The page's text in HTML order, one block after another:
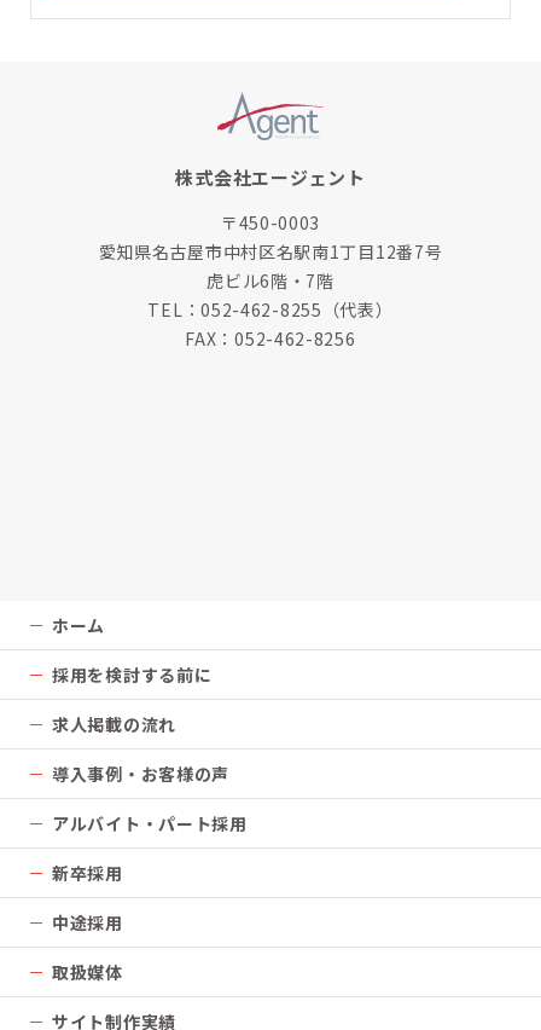
株式会社エージェント
〒450-0003
愛知県名古屋市中村区名駅南1丁目12番7号
虎ビル6階・7階
TEL：052-462-8255 （代表）
FAX：052-462-8256
ホーム
採用を検討する前に
求人掲載の流れ
導入事例・お客様の声
アルバイト・パート採用
新卒採用
中途採用
取扱媒体
サイト制作実績